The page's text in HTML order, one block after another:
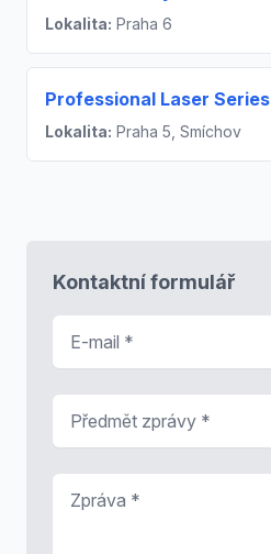
Lokalita: Praha 6
Professional Laser Series
Lokalita: Praha 5, Smíchov
Kontaktní formulář